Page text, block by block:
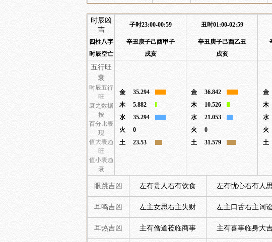
时辰凶
吉
子时23:00-00:59 丑时01:00-02:59
四柱八字 辛丑庚子己酉甲子 辛丑庚子己酉乙丑
时辰空亡
戌亥 戌亥
五行旺
衰
时辰五行
旺
衰之数据
按
百分比表
现
值大表趋
旺
值小表趋
衰
金
35.294
木
5.882
水
35.294
火
0
土
23.53
金
36.842
木
10.526
水
21.053
火
0
土
31.579
金
木
水
火
土
眼跳吉凶 左有贵人右有饮食 左有忧心右有人思
耳鸣吉凶 左主女思右主失财 左主口舌右主词
耳热吉凶 主有僧道莅临商事 主有喜事临身大